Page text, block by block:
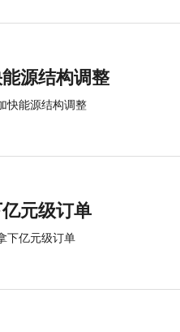
源结构调整
快能源结构调整
元级订单
下亿元级订单